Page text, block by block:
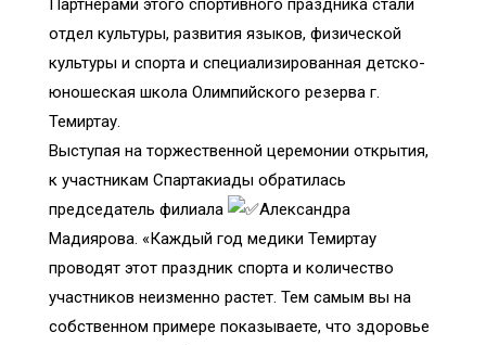
Партнерами этого спортивного праздника стали
отдел культуры, развития языков, физической
культуры и спорта и специализированная детско-
юношеская школа Олимпийского резерва г.
Темиртау.
Выступая на торжественной церемонии открытия,
к участникам Спартакиады обратилась
председатель филиала
Александра
Мадиярова. «Каждый год медики Темиртау
проводят этот праздник спорта и количество
участников неизменно растет. Тем самым вы на
собственном примере показываете, что здоровье